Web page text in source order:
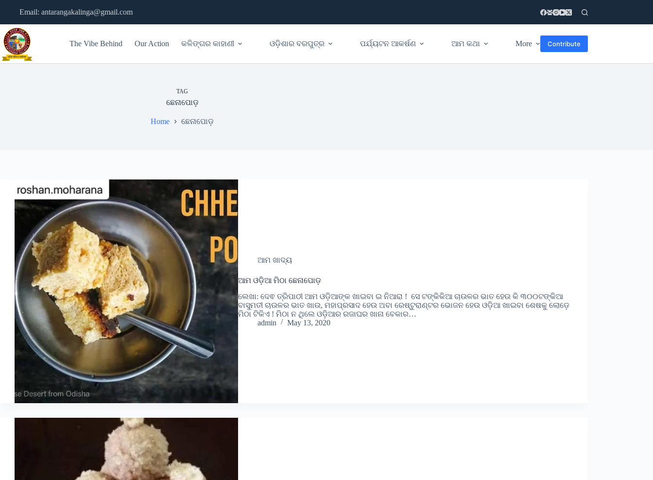
Email: antarangakalinga@gmail.com
The Vibe Behind Our Action କଳିଙ୍ଗର କାହାଣୀ ଓଡ଼ିଶାର ବରପୁତ୍ର ପର୍ଯ୍ୟଟନ ଆକର୍ଷଣ ଆମ କଥା More Contribute
TAG
ଛେନାପୋଡ଼
Home ଛେନାପୋଡ଼
ଆମ ଖାଦ୍ୟ
ଆମ ଓଡ଼ିଆ ମିଠା ଛେନାପୋଡ଼
ଲେଖା: ଦେଵ ତ୍ରିପାଠୀ ଆମ ଓଡ଼ିଆଙ୍କ ଖାଇବା ଇ ନିଆରା ! ସେ ଟଙ୍କିକିଆ ଚାଉଳର ଭାତ ହେଉ କି ୩୦୦ଟଙ୍କିଆ
ବାସୁମତୀ ଚାଉଳର ଭାତ ଖାଉ, ମହାପ୍ରସାଦ ହେଉ ଅବା ରେଷ୍ଟୁରାଣ୍ଟର ଭୋଜନ ହେଉ ଓଡ଼ିଆ ଖାଇବା ଶେଷକୁ ଲୋଡ଼େ
ମିଠା ଟିକିଏ ! ମିଠା ନ ଥିଲେ ଓଡ଼ିଆର ରଜାଘର ଖାନା ବେକାର…
admin
May 13, 2020